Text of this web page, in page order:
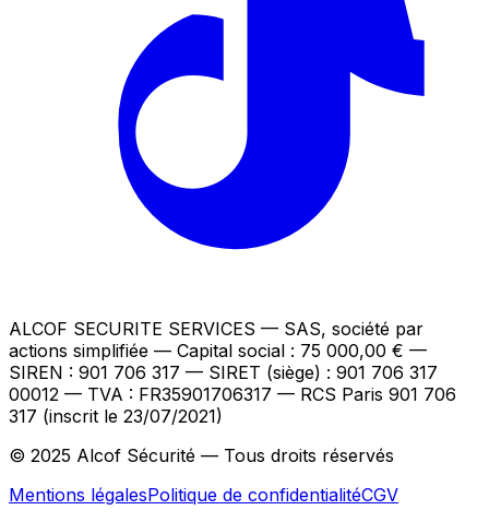
ALCOF SECURITE SERVICES — SAS, société par
actions simplifiée — Capital social : 75 000,00 € —
SIREN : 901 706 317 — SIRET (siège) : 901 706 317
00012 — TVA : FR35901706317 — RCS Paris 901 706
317 (inscrit le 23/07/2021)
© 2025 Alcof Sécurité — Tous droits réservés
Mentions légalesPolitique de confidentialitéCGV